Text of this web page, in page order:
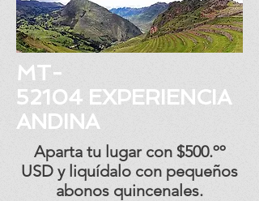
MT-
52104 EXPERIENCIA
ANDINA
Aparta tu lugar con $500.ºº
USD y liquídalo con pequeños
abonos quincenales.